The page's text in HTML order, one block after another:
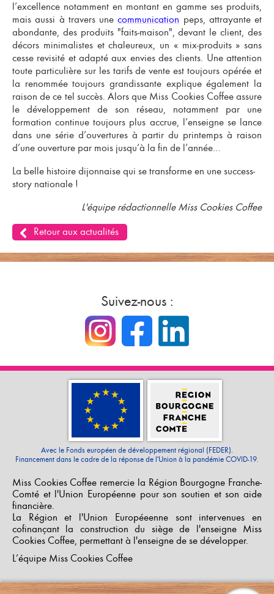
l’excellence notamment en montant en gamme ses produits,
mais aussi à travers unecommunication peps, attrayante et
abondante, des produits "faits-maison", devant le client, des
décors minimalistes et chaleureux, un « mix-produits » sans
cesse revisité et adapté aux envies des clients. Une attention
toute particulière sur les tarifs de vente est toujours opérée et
la renommée toujours grandissante explique également la
raison de ce tel succès. Alors que Miss Cookies Coffee assure
le développement de son réseau, notamment par une
formation continue toujours plus accrue, l’enseigne se lance
dans une série d’ouvertures à partir du printemps à raison
d’une ouverture par mois jusqu’à la fin de l’année…
La belle histoire dijonnaise qui se transforme en une success-
story nationale !
L'équipe rédactionnelle Miss Cookies Coffee
Retour aux actualités
Suivez-nous :
Miss Cookies Coffee remercie la Région Bourgogne Franche-
Comté et l'Union Européenne pour son soutien et son aide
financière.
La Région et l'Union Européeenne sont intervenues en
cofinançant la construction du siège de l'enseigne Miss
Cookies Coffee, permettant à l'enseigne de se développer.
L’équipe Miss Cookies Coffee
Avec le Fonds européen de développement régional (FEDER).
Financement dans le cadre de la réponse de l'Union à la pandémie COVID-19.